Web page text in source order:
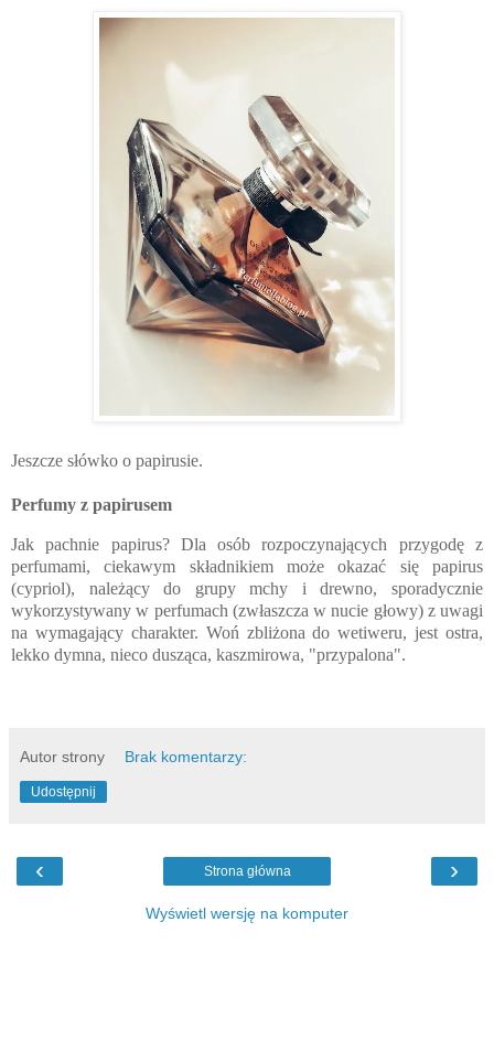
Jeszcze słówko o papirusie.
Perfumy z papirusem
Jak pachnie papirus? Dla osób rozpoczynających przygodę z
perfumami, ciekawym składnikiem może okazać się papirus
(cypriol), należący do grupy mchy i drewno, sporadycznie
wykorzystywany w perfumach (zwłaszcza w nucie głowy) z uwagi
na wymagający charakter. Woń zbliżona do wetiweru, jest ostra,
lekko dymna, nieco dusząca, kaszmirowa, "przypalona".
Autor strony Brak komentarzy:
Udostępnij
‹ ›
Strona główna
Wyświetl wersję na komputer